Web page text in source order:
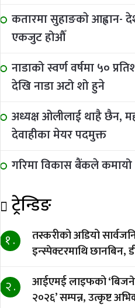
कतारमा सुहाङकाे आह्वान-
एकजुट होऔँ
नाडाको स्वर्ण वर्षमा ५०
देखि नाडा अटो शो हुने
अध्यक्ष ओलीलाई थाहै छैन,
देवाहीका मेयर पदमुक्त
गरिमा विकास बैंकले कमायो
ट्रेन्डिङ
१ .
तस्करीको अडियो
इन्स्पेक्टरमाथि छानबिन,
२ .
आईएमई लाइफको
२०२६’ सम्पन्न, उत्कृष्ट